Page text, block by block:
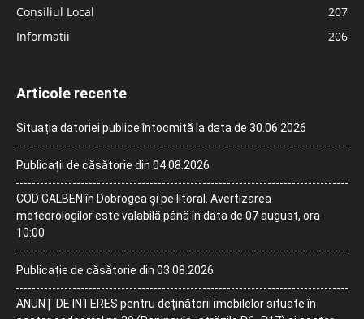
Consiliul Local
207
Informatii
206
Articole recente
Situația datoriei publice întocmită la data de 30.06.2026
Publicații de căsătorie din 04.08.2026
COD GALBEN în Dobrogea și pe litoral. Avertizarea
meteorologilor este valabilă până în data de 07 august, ora
10:00
Publicație de căsătorie din 03.08.2026
ANUNȚ DE INTERES pentru deținătorii imobilelor situate în